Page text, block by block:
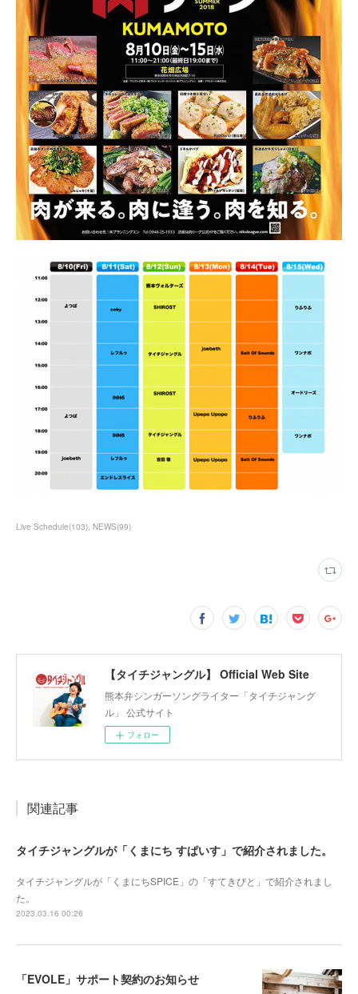
Live Schedule(103) NEWS(99)
【タイチジャングル】 Official Web Site
熊本弁シンガーソングライター「タイチジャング
ル」 公式サイト
フォロー
関連記事
タイチジャングルが「くまにち すぱいす」で紹介されました。
タイチジャングルが「くまにちSPICE」の「すてきびと」で紹介されまし
た。
2023.03.16 00:26
「EVOLE」サポート契約のお知らせ